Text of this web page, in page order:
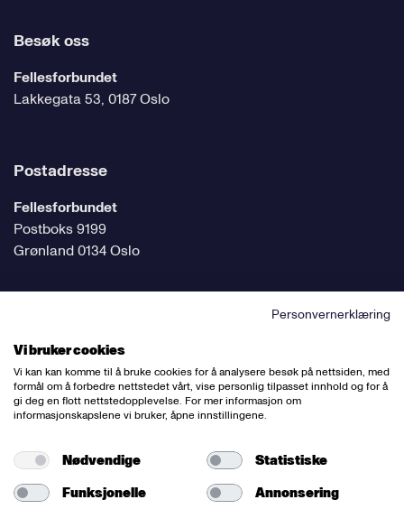
Besøk oss
Fellesforbundet
Lakkegata 53, 0187 Oslo
Postadresse
Fellesforbundet
Postboks 9199
Grønland 0134 Oslo
Følg oss på sosiale medier
Nettredaktør:Willy Bergsnov
Varsling og etiske retningslinjer
Personvernerklæring
Vi bruker cookies
Vi kan kan komme til å bruke cookies for å analysere besøk på nettsiden, med
formål om å forbedre nettstedet vårt, vise personlig tilpasset innhold og for å
gi deg en flott nettstedopplevelse. For mer informasjon om
informasjonskapslene vi bruker, åpne innstillingene.
Nødvendige
Statistiske
Funksjonelle
Annonsering